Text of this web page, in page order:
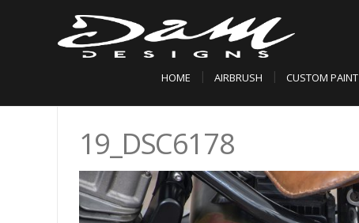
HOME AIRBRUSH CUSTOM PAINT
19_DSC6178